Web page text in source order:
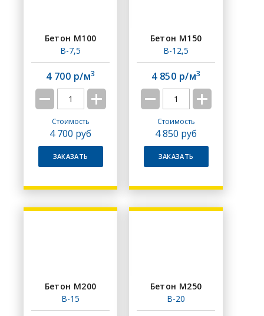
Бетон М100
В-7,5
4 700 р/м3
Стоимость
4 700 руб
ЗАКАЗАТЬ
Бетон М150
В-12,5
4 850 р/м3
Стоимость
4 850 руб
ЗАКАЗАТЬ
Бетон М200
В-15
Бетон М250
В-20